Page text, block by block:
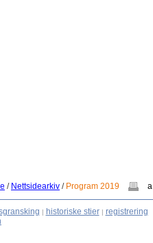
/ Nettsidearkiv / Program 2019 a
| historiske stier| registrering